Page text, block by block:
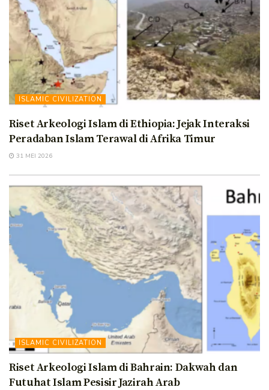
ISLAMIC CIVILIZATION
Riset Arkeologi Islam di Ethiopia: Jejak Interaksi
Peradaban Islam Terawal di Afrika Timur
31 MEI 2026
ISLAMIC CIVILIZATION
Riset Arkeologi Islam di Bahrain: Dakwah dan
Futuhat Islam Pesisir Jazirah Arab